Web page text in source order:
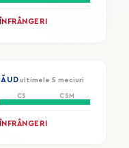
ultimele 5 meciuri
CS CSM